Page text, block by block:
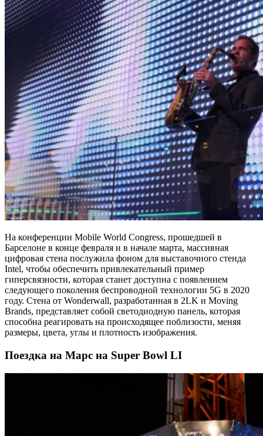
На конференции Mobile World Congress, прошедшей в
Барселоне в конце февраля и в начале марта, массивная
цифровая стена послужила фоном для выставочного стенда
Intel, чтобы обеспечить привлекательный пример
гиперсвязности, которая станет доступна с появлением
следующего поколения беспроводной технологии 5G в 2020
году. Стена от Wonderwall, разработанная в 2LK и Moving
Brands, представляет собой светодиодную панель, которая
способна реагировать на происходящее поблизости, меняя
размеры, цвета, углы и плотность изображения.
Поездка на Марс на Super Bowl LI